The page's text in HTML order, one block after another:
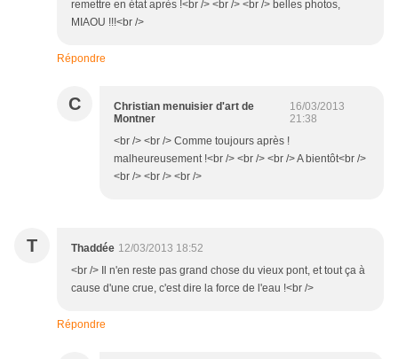
remettre en état après !<br /> <br /> <br /> belles photos,
MIAOU !!!<br />
Répondre
C
Christian menuisier d'art de
Montner
16/03/2013
21:38
<br /> <br /> Comme toujours après !
malheureusement !<br /> <br /> <br /> A bientôt<br />
<br /> <br /> <br />
T Thaddée 12/03/2013 18:52
<br /> Il n'en reste pas grand chose du vieux pont, et tout ça à
cause d'une crue, c'est dire la force de l'eau !<br />
Répondre